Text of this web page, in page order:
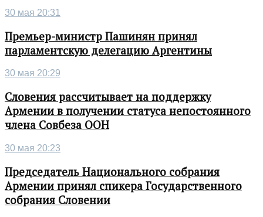
30 мая 20:31
Премьер-министр Пашинян принял
парламентскую делегацию Аргентины
30 мая 20:29
Словения рассчитывает на поддержку
Армении в получении статуса непостоянного
члена Совбеза ООН
30 мая 20:23
Председатель Национального собрания
Армении принял спикера Государственного
собрания Словении